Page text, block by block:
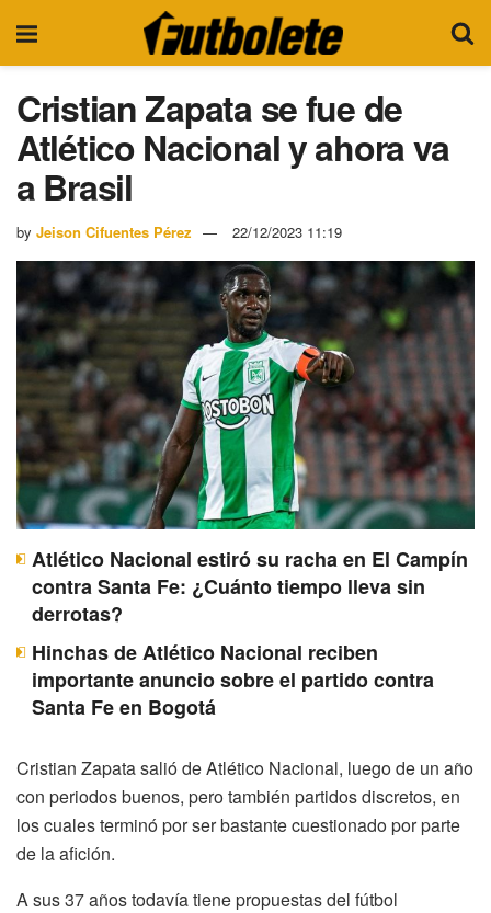
Cristian Zapata se fue de
Atlético Nacional y ahora va
a Brasil
by Jeison Cifuentes Pérez 22/12/2023 11:19
Atlético Nacional estiró su racha en El Campín
contra Santa Fe: ¿Cuánto tiempo lleva sin
derrotas?
Hinchas de Atlético Nacional reciben
importante anuncio sobre el partido contra
Santa Fe en Bogotá
Cristian Zapata salió de Atlético Nacional, luego de un año
con periodos buenos, pero también partidos discretos, en
los cuales terminó por ser bastante cuestionado por parte
de la afición.
A sus 37 años todavía tiene propuestas del fútbol